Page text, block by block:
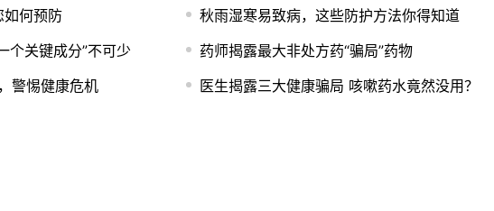
如何预防
秋雨湿寒易致病，这些防护方法你得知道
个关键成分”不可少
药师揭露最大非处方药“骗局”药物
警惕健康危机
医生揭露三大健康骗局 咳嗽药水竟然没用？